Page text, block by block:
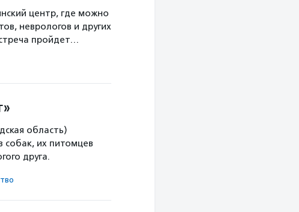
центр, где можно
неврологов и других
пройдет…
область)
собак, их питомцев
друга.